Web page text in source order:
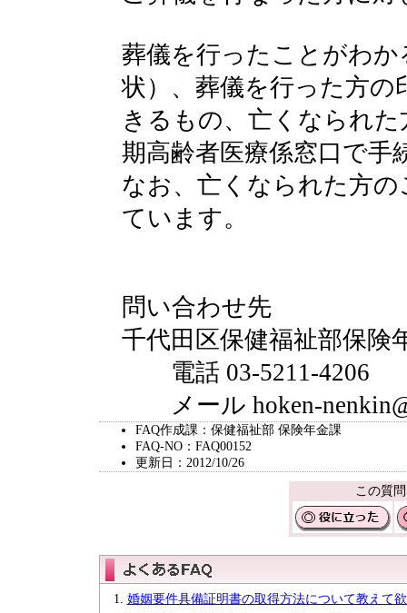
葬儀を行ったことがわ
状）、葬儀を行った方の
きるもの、亡くなられ
期高齢者医療係窓口で手
なお、亡くなられた方
ています。
問い合わせ先
千代田区保健福祉部保
電話 03-5211-4206
メール hoken-
FAQ作成課：保健福祉部 保険年金課
FAQ-NO：FAQ00152
更新日：2012/10/26
この質
婚姻要件具備証明書の取得方法について教えて